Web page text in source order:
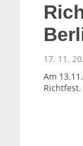
17. 11.
Am